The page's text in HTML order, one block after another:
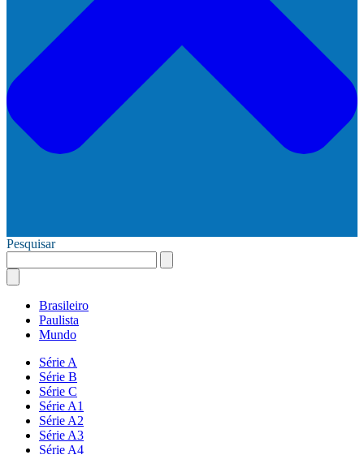
Pesquisar
Brasileiro
Paulista
Mundo
Série A
Série B
Série C
Série A1
Série A2
Série A3
Série A4